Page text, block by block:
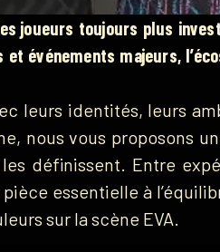
joueurs toujours plus
événements majeurs,
leurs identités, leurs
nous vous proposons
définissent. Entre
essentielle à
sur la scène EVA.